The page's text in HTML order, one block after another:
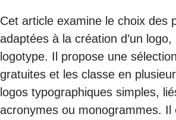
Cet article examine le choix des
adaptées à la création d’un
logotype. Il propose une
gratuites et les classe en
logos typographiques simples,
acronymes ou monogrammes. Il